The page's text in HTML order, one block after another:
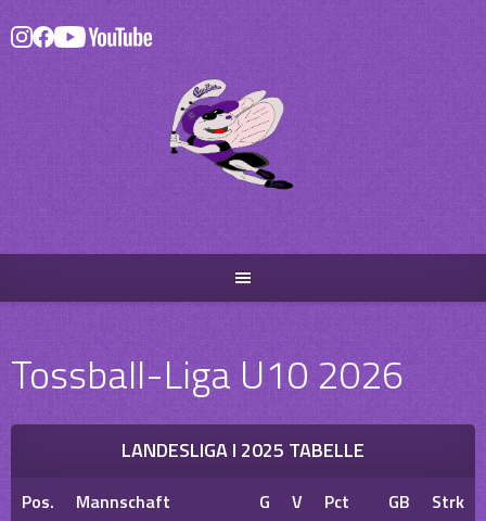
Skip
to
content
Tossball-Liga U10 2026
LANDESLIGA I 2025 TABELLE
Pos. Mannschaft G V Pct GB
Strk